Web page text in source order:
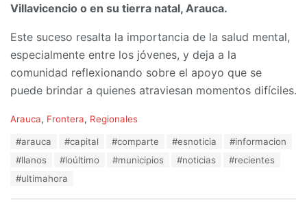
Villavicencio o en su tierra natal, Arauca.
Este suceso resalta la importancia de la salud mental,
especialmente entre los jóvenes, y deja a la
comunidad reflexionando sobre el apoyo que se
puede brindar a quienes atraviesan momentos difíciles.
C
Arauca, Frontera, Regionales
#arauca #capital #comparte #esnoticia
#informacion
#llanos
#loúltimo #municipios #noticias
#recientes
#ultimahora